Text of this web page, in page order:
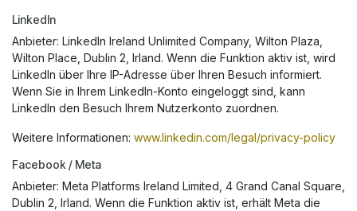
LinkedIn
Anbieter: LinkedIn Ireland Unlimited Company, Wilton Plaza,
Wilton Place, Dublin 2, Irland. Wenn die Funktion aktiv ist, wird
LinkedIn über Ihre IP-Adresse über Ihren Besuch informiert.
Wenn Sie in Ihrem LinkedIn-Konto eingeloggt sind, kann
LinkedIn den Besuch Ihrem Nutzerkonto zuordnen.
Weitere Informationen: www.linkedin.com/legal/privacy-policy
Facebook / Meta
Anbieter: Meta Platforms Ireland Limited, 4 Grand Canal Square,
Dublin 2, Irland. Wenn die Funktion aktiv ist, erhält Meta die